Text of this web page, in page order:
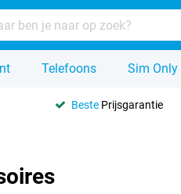
Telefoons Sim Only
Beste Prijsgarantie